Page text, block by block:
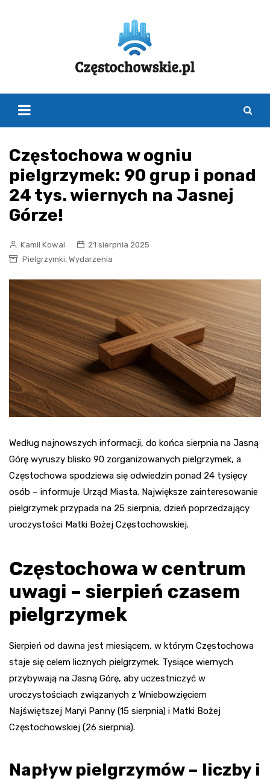
Częstochowa w ogniu
pielgrzymek: 90 grup i ponad
24 tys. wiernych na Jasnej
Górze!
Kamil Kowal
21 sierpnia 2025
Pielgrzymki, Wydarzenia
Według najnowszych informacji, do końca sierpnia na Jasną
Górę wyruszy blisko 90 zorganizowanych pielgrzymek, a
Częstochowa spodziewa się odwiedzin ponad 24 tysięcy
osób – informuje Urząd Miasta. Największe zainteresowanie
pielgrzymek przypada na 25 sierpnia, dzień poprzedzający
uroczystości Matki Bożej Częstochowskiej.
Częstochowa w centrum
uwagi – sierpień czasem
pielgrzymek
Sierpień od dawna jest miesiącem, w którym Częstochowa
staje się celem licznych pielgrzymek. Tysiące wiernych
przybywają na Jasną Górę, aby uczestniczyć w
uroczystościach związanych z Wniebowzięciem
Najświętszej Maryi Panny (15 sierpnia) i Matki Bożej
Częstochowskiej (26 sierpnia).
Napływ pielgrzymów – liczby i